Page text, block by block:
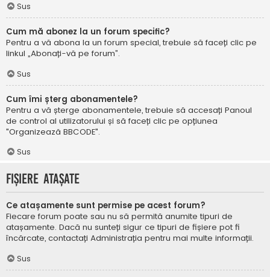
Sus
Cum mă abonez la un forum specific?
Pentru a vă abona la un forum special, trebuie să faceți clic pe
linkul „Abonați-vă pe forum”.
Sus
Cum îmi șterg abonamentele?
Pentru a vă șterge abonamentele, trebuie să accesați Panoul
de control al utilizatorului și să faceți clic pe opțiunea
"Organizează BBCODE".
Sus
Fișiere atașate
Ce atașamente sunt permise pe acest forum?
Fiecare forum poate sau nu să permită anumite tipuri de
atașamente. Dacă nu sunteți sigur ce tipuri de fișiere pot fi
încărcate, contactați Administrația pentru mai multe informații.
Sus